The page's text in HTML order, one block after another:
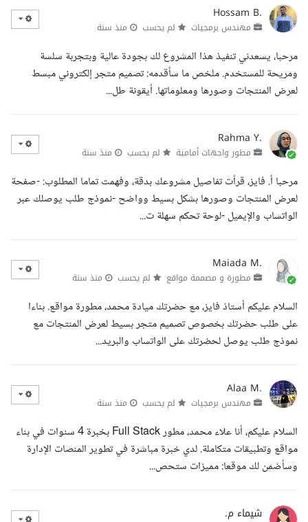
Hossam B.
مهندس برمجيات لم يحسب منذ سنة
مرحبا، يسعدني تنفيذ هذا المشروع لك بجودة عالية وبتجربة سلسة
ومريحة للمستخدم. ملخص ما سأقدمه: تصميم متجر إلكتروني مبسط
لعرض المنتجات وصورها ومعلوماتها. أيقونة طل...
Rahma Y.
مطور واجهات أمامية لم يحسب منذ سنة
مرحبا أ. فايز، قرأت تفاصيل مشروعك بدقة، وفهمت تماما المطلوب: -صفحة
لعرض المنتجات وصورها بشكل بسيط وواضح -نموذج طلب يوصلك عبر
الواتساب والإيميل -لوحة تحكم سهلة ت...
Maiada M.
مطورة و مصممة مواقع لم يحسب منذ سنة
السلام عليكم أستاذ فايز، مع حضرتك ميادة محمد، مطورة مواقع. بناءا
على طلب حضرتك بخصوص تصميم متجر بسيط لعرض المنتجات مع
نموذج طلب يوصل لحضرتك على الواتساب والبريد...
Alaa M.
مهندس برمجيات لم يحسب منذ سنة
السلام عليكم، أنا علاء محمد، مطور Full Stack بخبرة 4 سنوات في بناء
مواقع وتطبيقات متكاملة. لدي خبرة مباشرة في تطوير المنصات الإدارة
وسأضمن لك موقعا: مميزات ستحص...
شيماء م.